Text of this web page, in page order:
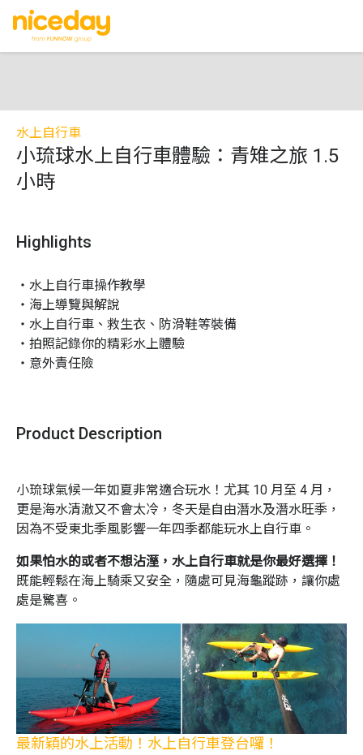
水上自行車
小琉球水上自行車體驗：青雉之旅 1.5
小時
Highlights
・水上自行車操作教學
・海上導覽與解說
・水上自行車、救生衣、防滑鞋等裝備
・拍照記錄你的精彩水上體驗
・意外責任險
Product Description
小琉球氣候一年如夏非常適合玩水！尤其 10 月至 4 月，
更是海水清澈又不會太冷，冬天是自由潛水及潛水旺季，
因為不受東北季風影響一年四季都能玩水上自行車。
如果怕水的或者不想沾溼，水上自行車就是你最好選擇！
既能輕鬆在海上騎乘又安全，隨處可見海龜蹤跡，讓你處
處是驚喜。
最新穎的水上活動！水上自行車登台囉！